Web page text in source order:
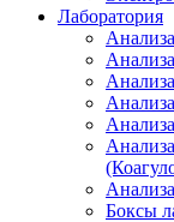
Лаборатория
Боксы